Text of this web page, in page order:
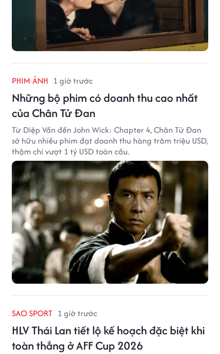
PHIM ẢNH 1 giờ trước
Những bộ phim có doanh thu cao nhất
của Chân Tử Đan
Từ Diệp Vấn đến John Wick: Chapter 4, Chân Tử Đan
sở hữu nhiều phim đạt doanh thu hàng trăm triệu USD,
thậm chí vượt 1 tỷ USD toàn cầu.
SAO SPORT 1 giờ trước
HLV Thái Lan tiết lộ kế hoạch đặc biệt khi
toàn thắng ở AFF Cup 2026